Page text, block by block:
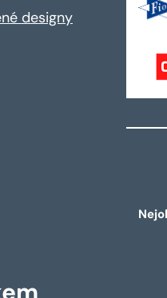
designy